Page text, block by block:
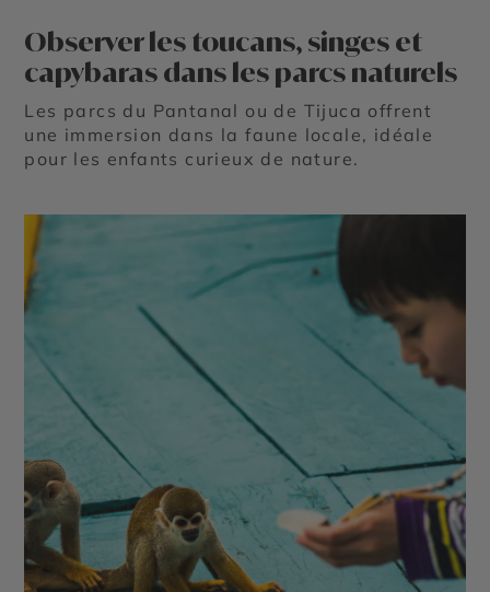
Observer les toucans, singes et
capybaras dans les parcs naturels
Les parcs du Pantanal ou de Tijuca offrent
une immersion dans la faune locale, idéale
pour les enfants curieux de nature.